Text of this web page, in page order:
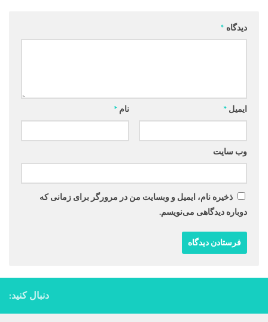
دیدگاه *
نام * ایمیل *
وب‌ سایت
ذخیره نام، ایمیل و وبسایت من در مرورگر برای زمانی که
دوباره دیدگاهی می‌نویسم.
دنبال کنید: